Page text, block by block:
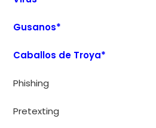
Gusanos*
Caballos de Troya*
Phishing
Pretexting